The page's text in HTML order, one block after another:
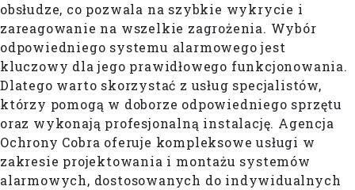
obsłudze, co pozwala na szybkie wykrycie i
zareagowanie na wszelkie zagrożenia. Wybór
odpowiedniego systemu alarmowego jest
kluczowy dla jego prawidłowego funkcjonowania.
Dlatego warto skorzystać z usług specjalistów,
którzy pomogą w doborze odpowiedniego sprzętu
oraz wykonają profesjonalną instalację. Agencja
Ochrony Cobra oferuje kompleksowe usługi w
zakresie projektowania i montażu systemów
alarmowych, dostosowanych do indywidualnych